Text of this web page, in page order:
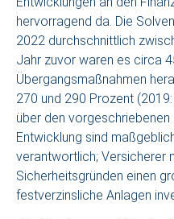
hervorragend da. Die
2022 durchschnittlich
Jahr zuvor waren es circa
Übergangsmaßnahmen
270 und 290 Prozent
über den
Entwicklung sind
verantwortlich; Versicherer
Sicherheitsgründen einen
festverzinsliche Anlagen